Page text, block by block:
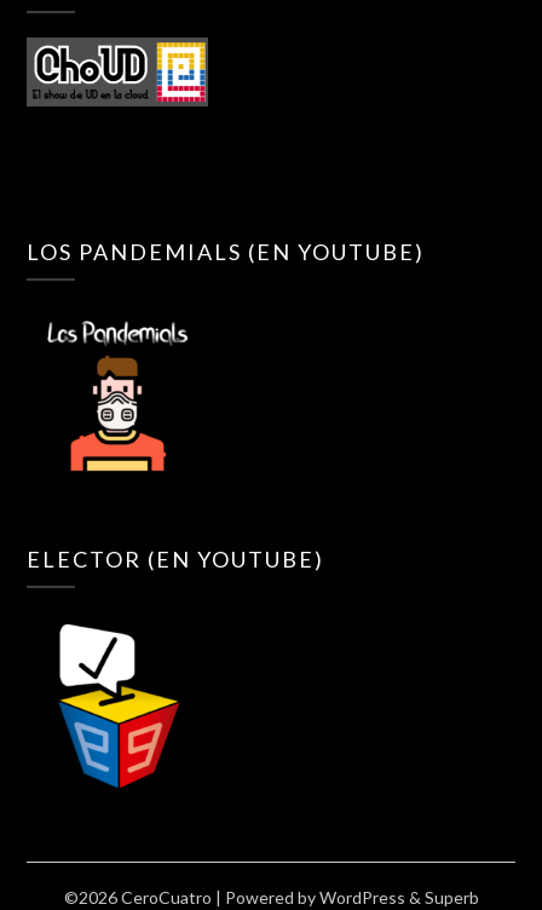
LOS PANDEMIALS (EN YOUTUBE)
ELECTOR (EN YOUTUBE)
©2026 CeroCuatro | Powered byWordPress & Superb